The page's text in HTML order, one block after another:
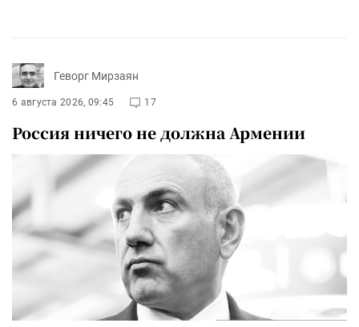
Геворг Мирзаян
6 августа 2026, 09:45 17
Россия ничего не должна Армении